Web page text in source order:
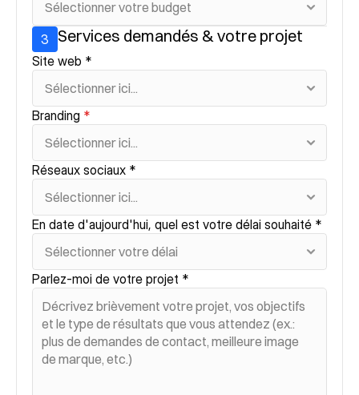
Votre soumission à été envoyer
avec succès!
les prochaines 24 heures à l’adresse courriel que
vous avez fournie afin de vous présenter les prochaines étapes. Bonne journée !
3 Services demandés & votre projet
Site web *
Branding *
Réseaux sociaux *
En date d'aujourd'hui, quel est votre délai souhaité *
Parlez-moi de votre projet *